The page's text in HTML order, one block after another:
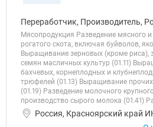
Переработчик, Производитель,
Мясопродукция Разведение мясного и
рогатого скота, включая буйволов,
Выращивание зерновых (кроме риса),
семян масличных культур (01.11)
бахчевых, корнеплодных и
трюфелей (01.13) Выращивание прочих
(01.19) Разведение молочного
производство сырого молока (01.41)
Россия, Красноярский край